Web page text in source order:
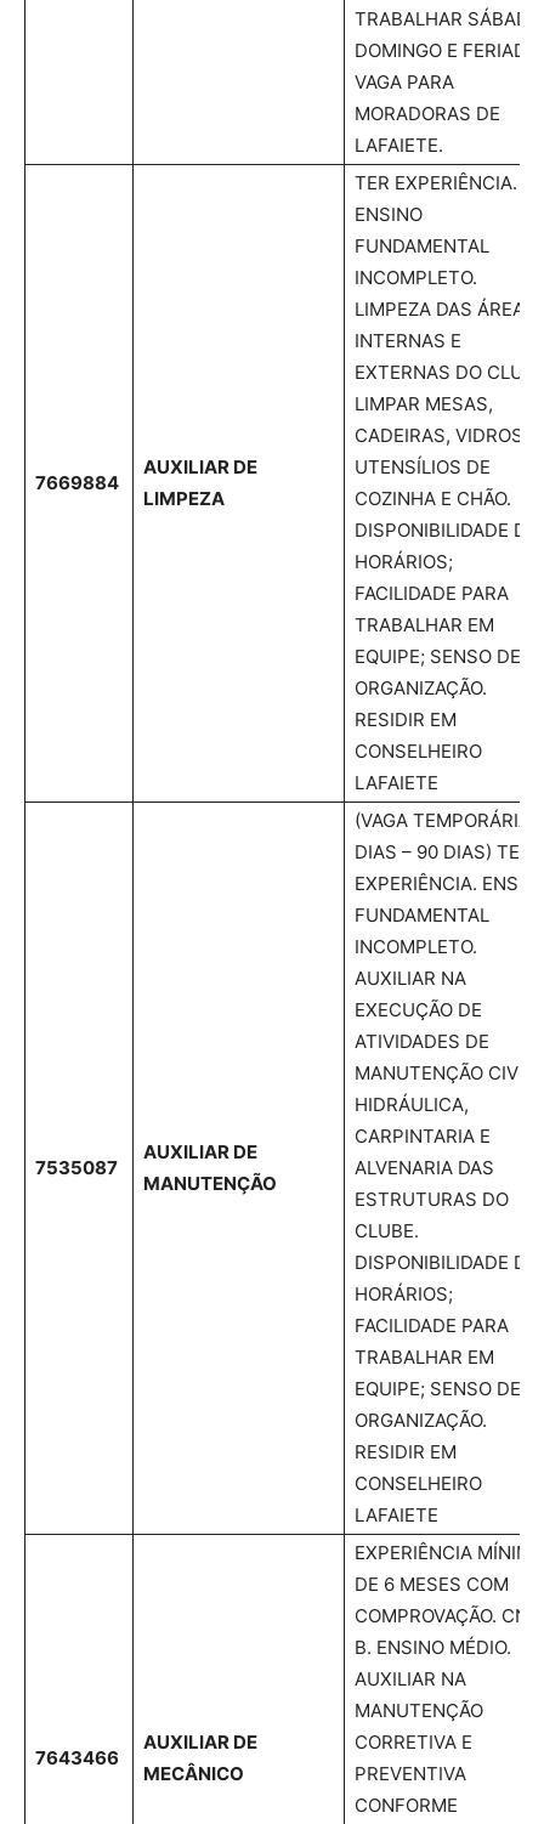
TRABALHAR
DOMINGO E
VAGA PARA
MORADORAS DE
LAFAIETE.
7669884
AUXILIAR DE
LIMPEZA
TER EXPERIÊNCIA.
ENSINO
FUNDAMENTAL
INCOMPLETO.
LIMPEZA DAS ÁREAS
INTERNAS E
EXTERNAS DO
LIMPAR MESAS,
CADEIRAS, VIDROS,
UTENSÍLIOS DE
COZINHA E CHÃO.
DISPONIBILIDADE DE
HORÁRIOS;
FACILIDADE PARA
TRABALHAR EM
EQUIPE; SENSO DE
ORGANIZAÇÃO.
RESIDIR EM
CONSELHEIRO
LAFAIETE
7535087
AUXILIAR DE
MANUTENÇÃO
(VAGA TEMPORÁRIA
DIAS – 90 DIAS) TER
EXPERIÊNCIA.
FUNDAMENTAL
INCOMPLETO.
AUXILIAR NA
EXECUÇÃO DE
ATIVIDADES DE
MANUTENÇÃO CIVIL,
HIDRÁULICA,
CARPINTARIA E
ALVENARIA DAS
ESTRUTURAS DO
CLUBE.
DISPONIBILIDADE DE
HORÁRIOS;
FACILIDADE PARA
TRABALHAR EM
EQUIPE; SENSO DE
ORGANIZAÇÃO.
RESIDIR EM
CONSELHEIRO
LAFAIETE
7643466
AUXILIAR DE
MECÂNICO
EXPERIÊNCIA MÍNIMA
DE 6 MESES COM
COMPROVAÇÃO. CNH
B. ENSINO MÉDIO.
AUXILIAR NA
MANUTENÇÃO
CORRETIVA E
PREVENTIVA
CONFORME